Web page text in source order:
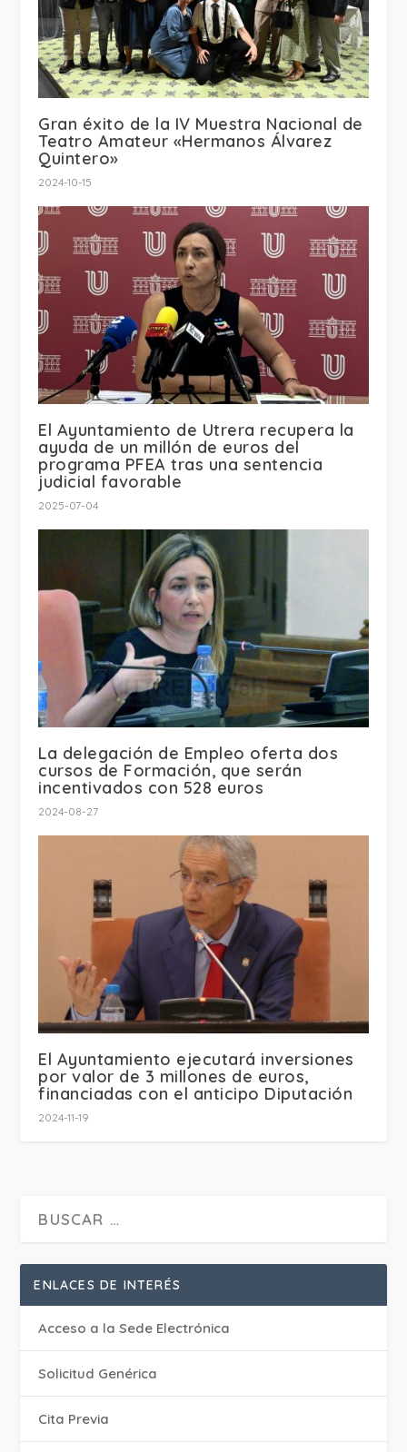
Gran éxito de la IV Muestra Nacional de
Teatro Amateur «Hermanos Álvarez
Quintero»
2024-10-15
El Ayuntamiento de Utrera recupera la
ayuda de un millón de euros del
programa PFEA tras una sentencia
judicial favorable
2025-07-04
La delegación de Empleo oferta dos
cursos de Formación, que serán
incentivados con 528 euros
2024-08-27
El Ayuntamiento ejecutará inversiones
por valor de 3 millones de euros,
financiadas con el anticipo Diputación
2024-11-19
ENLACES DE INTERÉS
Acceso a la Sede Electrónica
Solicitud Genérica
Cita Previa